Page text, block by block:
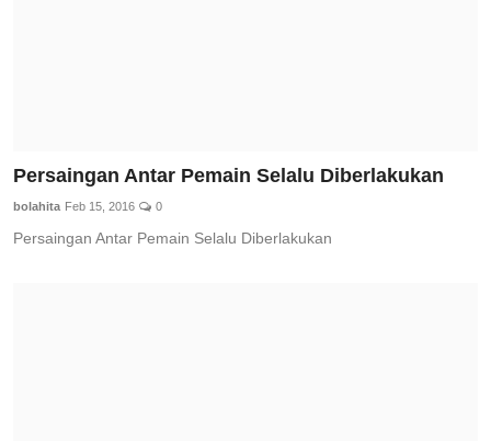
Persaingan Antar Pemain Selalu Diberlakukan
bolahita Feb 15, 2016 0
Persaingan Antar Pemain Selalu Diberlakukan